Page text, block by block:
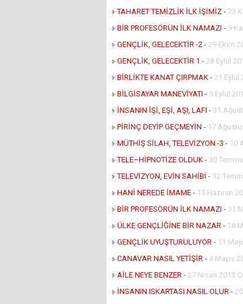
TAHARET TEMİZLİK İLK İŞİMİZ - 23
BİR PROFESÖRÜN İLK NAMAZI - 9
GENÇLİK, GELECEKTİR -2 - 29 Ekim
GENÇLİK, GELECEKTİR 1 - 28 Eylül
BİRLİKTE KANAT ÇIRPMAK - 21 Eylül
BİLGİSAYAR MANEVİYATI - 9 Eylül
İNSANIN İŞİ, EŞİ, AŞI, LAFI - 31
PİRİNÇ DEYİP GEÇMEYİN - 17
MÜTHİŞ SİLAH, TELEVİZYON -3 - 10
TELE–HİPNOTİZE OLDUK - 30
TELEVİZYON, EVİN SAHİBİ - 12
HANİ NEREDE İMAME - 15 Haziran
BİR PROFESÖRÜN İLK NAMAZI - 31
ÜLKE GENÇLİĞİNE BİR NAZAR - 18
GENÇLİK UYUŞTURULUYOR - 11
CANAVAR NASIL YETİŞİR - 4 Mayıs
AİLE NEYE BENZER - 27 Nisan 2013
İNSANIN ISKARTASI NASIL OLUR -